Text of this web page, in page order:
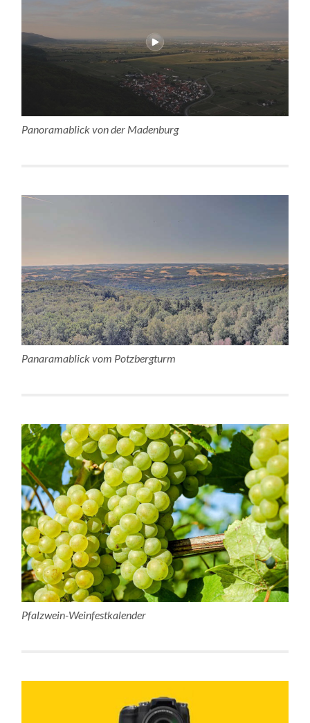
Panoramablick von der Madenburg
Panaramablick vom Potzbergturm
Pfalzwein-Weinfestkalender